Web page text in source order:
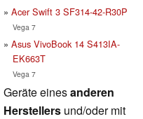
Acer Swift 3 SF314-42-R30P
Vega 7
Asus VivoBook 14 S413IA-
EK663T
Vega 7
Geräte einesanderen
Herstellers und/oder mit